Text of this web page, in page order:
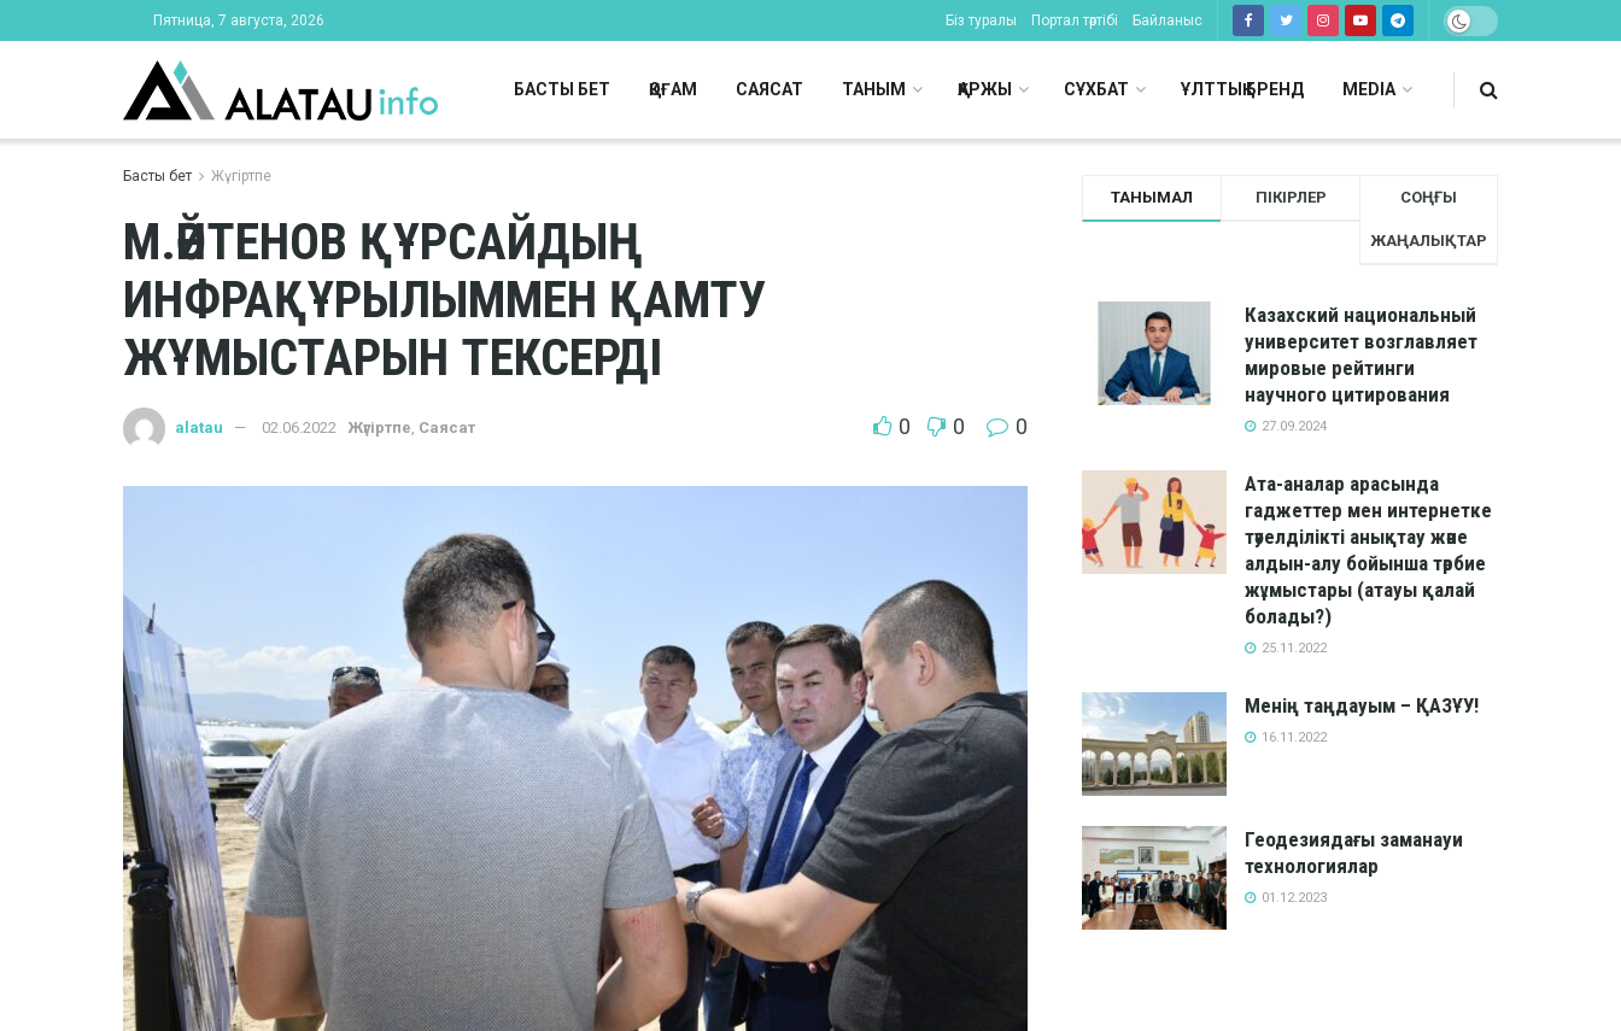
Пятница, 7 августа, 2026 Біз туралы Портал тәртібі Байланыс
БАСТЫ БЕТ ҚОҒАМ САЯСАТ ТАНЫМ ҚАРЖЫ СҰХБАТ ҰЛТТЫҚ БРЕНД MEDIA
Басты бет Жүгіртпе
М.ӘЙТЕНОВ ҚҰРСАЙДЫҢ
ИНФРАҚҰРЫЛЫММЕН ҚАМТУ
ЖҰМЫСТАРЫН ТЕКСЕРДІ
alatau 02.06.2022 Жүгіртпе Саясат 0 0 0
ТАНЫМАЛ ПІКІРЛЕР СОҢҒЫ
ЖАҢАЛЫҚТАР
Казахский национальный
университет возглавляет
мировые рейтинги
научного цитирования
27.09.2024
Ата-аналар арасында
гаджеттер мен интернетке
тәуелділікті анықтау және
алдын-алу бойынша тәрбие
жұмыстары (атауы қалай
болады?)
25.11.2022
Менің таңдауым – ҚАЗҰУ!
16.11.2022
Геодезиядағы заманауи
технологиялар
01.12.2023